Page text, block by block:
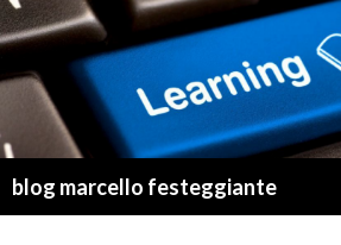
blog marcello festeggiante